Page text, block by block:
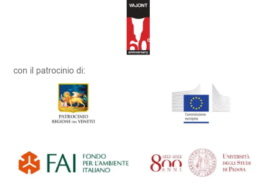
con il patrocinio di: